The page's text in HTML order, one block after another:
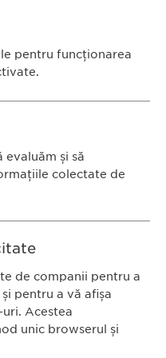
SRL
19-21
13 44
93 27
pentru funcționarea
consimțite de
evaluăm și să
colectate de
de companii pentru a
pentru a vă afișa
Acestea
unic browserul și